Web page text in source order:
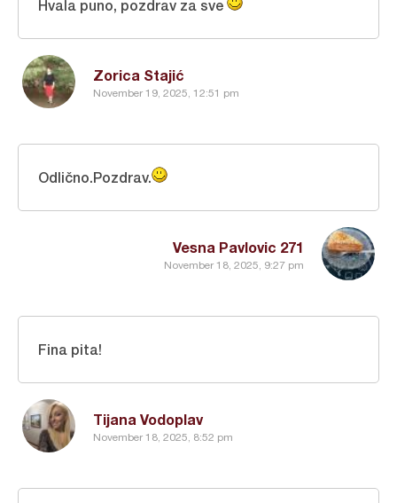
Zorica Stajić
November 19, 2025, 12:51 pm
Hvala puno, pozdrav za sve
Vesna Pavlovic 271
November 18, 2025, 9:27 pm
Odlično.Pozdrav.
Tijana Vodoplav
November 18, 2025, 8:52 pm
Fina pita!